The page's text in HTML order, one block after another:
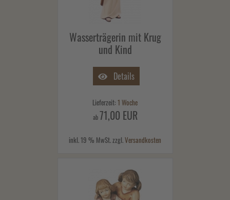
Wasserträgerin mit Krug
und Kind
Details
Lieferzeit: 1 Woche
ab71,00 EUR
inkl. 19 % MwSt. zzgl.Versandkosten